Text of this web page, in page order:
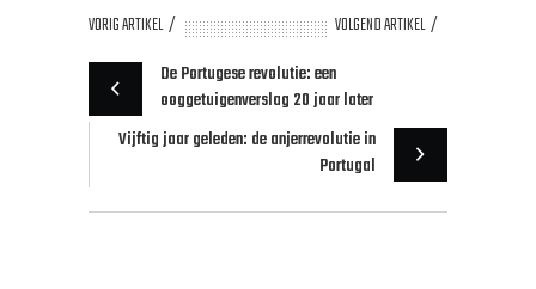
VORIG ARTIKEL
VOLGEND ARTIKEL
De Portugese revolutie: een
ooggetuigenverslag 20 jaar later
Vijftig jaar geleden: de anjerrevolutie in
Portugal